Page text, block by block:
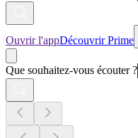
Ouvrir l'appDécouvrir Prime
Que souhaitez-vous écouter ?